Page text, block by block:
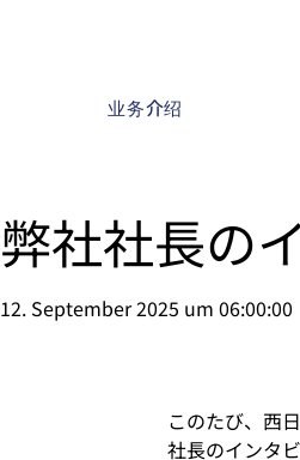
业务介绍
弊社社長の
12. September 2025 um 06:00:00
このたび、西
社長のインタ